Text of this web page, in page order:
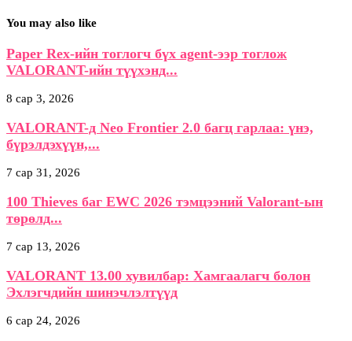
You may also like
Paper Rex-ийн тоглогч бүх agent-ээр тоглож
VALORANT-ийн түүхэнд...
8 сар 3, 2026
VALORANT-д Neo Frontier 2.0 багц гарлаа: үнэ,
бүрэлдэхүүн,...
7 сар 31, 2026
100 Thieves баг EWC 2026 тэмцээний Valorant-ын
төрөлд...
7 сар 13, 2026
VALORANT 13.00 хувилбар: Хамгаалагч болон
Эхлэгчдийн шинэчлэлтүүд
6 сар 24, 2026